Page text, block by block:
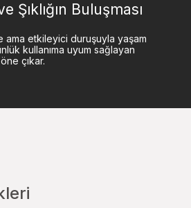
Şıklığın Buluşması
ama etkileyici duruşuyla yaşam
kullanıma uyum sağlayan
çıkar.